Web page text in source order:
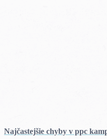
Najčastejšie chyby v ppc